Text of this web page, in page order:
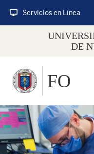
Servicios en Línea
DE
FO